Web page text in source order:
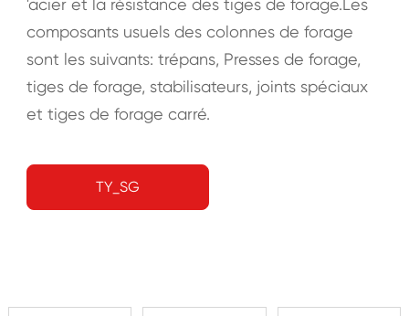
'acier et la résistance des tiges de forage.Les
composants usuels des colonnes de forage
sont les suivants: trépans, Presses de forage,
tiges de forage, stabilisateurs, joints spéciaux
et tiges de forage carré.
TY_SG